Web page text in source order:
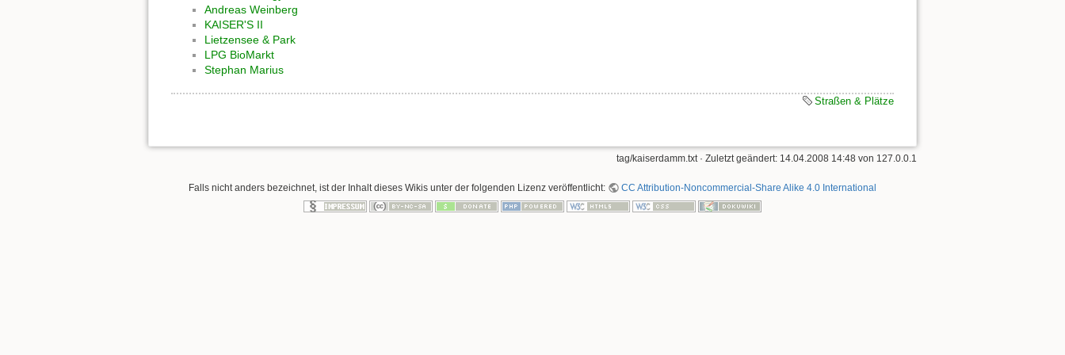
Andreas Weinberg
KAISER'S II
Lietzensee & Park
LPG BioMarkt
Stephan Marius
Straßen & Plätze
tag/kaiserdamm.txt· Zuletzt geändert: 14.04.2008 14:48 von 127.0.0.1
Falls nicht anders bezeichnet, ist der Inhalt dieses Wikis unter der folgenden Lizenz veröffentlicht: CC Attribution-Noncommercial-Share Alike 4.0 International